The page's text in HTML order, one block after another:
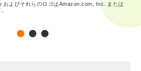
よびそれらのロゴはAmazon.com, Inc. または